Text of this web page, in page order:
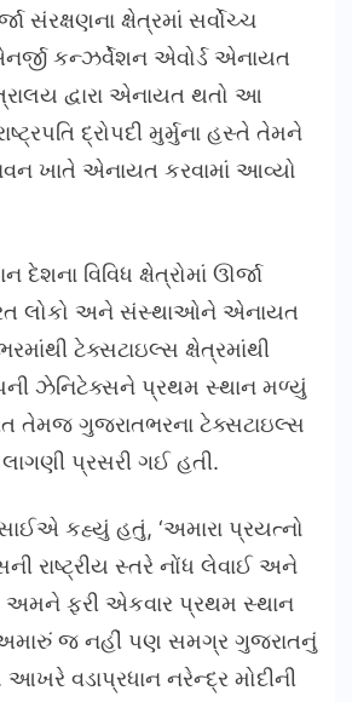
સંરક્ષણના ક્ષેત્રમાં સર્વોચ્ચ
કન્ઝર્વેશન એવોર્ડ એનાયત
દ્વારા એનાયત થતો આ
દ્રોપદી મુર્મુના હસ્તે તેમને
ભવન ખાતે એનાયત કરવામાં આવ્યો
દેશના વિવિધ ક્ષેત્રોમાં ઊર્જા
લોકો અને સંસ્થાઓને એનાયત
ટેક્સટાઇલ્સ ક્ષેત્રમાંથી
ઝેનિટેક્સને પ્રથમ સ્થાન મળ્યું
ગુજરાતભરના ટેક્સટાઇલ્સ
પ્રસરી ગઈ હતી.
કહ્યું હતું, ‘અમારા પ્રયત્નો
રાષ્ટ્રીય સ્તરે નોંધ લેવાઈ અને
અમને ફરી એકવાર પ્રથમ સ્થાન
જ નહીં પણ સમગ્ર ગુજરાતનું
વડાપ્રધાન નરેન્દ્ર મોદીની